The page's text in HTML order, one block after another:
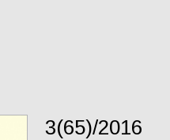
3(65)/2016